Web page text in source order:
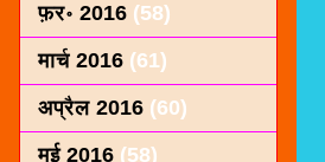
फ़र॰ 2016 (58)
मार्च 2016 (61)
अप्रैल 2016 (60)
मई 2016 (58)